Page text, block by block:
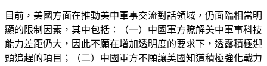
目前，美國方面在推動美中軍事交流對話領域，仍面臨相當明
顯的限制因素，其中包括：（一）中國軍方瞭解美中軍事科技
能力差距仍大，因此不願在增加透明度的要求下，透露積極迎
頭追趕的項目；（二）中國軍方不願讓美國知道積極強化戰力